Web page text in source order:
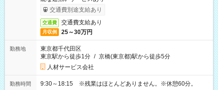
交通費別途支給あり
交通費 交通費支給あり
月収例 25～30万円
勤務地
東京都千代田区
東京駅から徒歩1分 / 京橋(東京都)駅から徒歩5分
人材サービス会社
勤務時間 9:30～18:15 ※残業はほとんどありません。※休憩60分。